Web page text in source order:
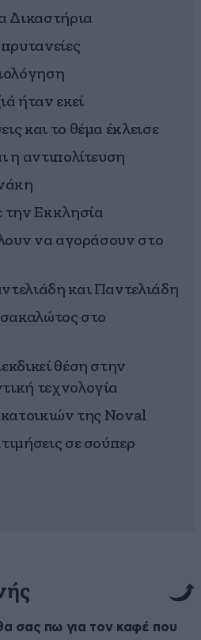
Δικαστήρια
ήταν εκεί
και το θέμα έκλεισε
η αντιπολίτευση
την Εκκλησία
να αγοράσουν στο
και Παντελιάδη
στο
θέση στην
τεχνολογία
της Noval
σε σούπερ
σας πω για τον καφέ που